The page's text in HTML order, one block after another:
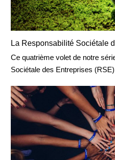
La Responsabilité Sociétale
Ce quatrième volet de notre
Sociétale des Entreprises